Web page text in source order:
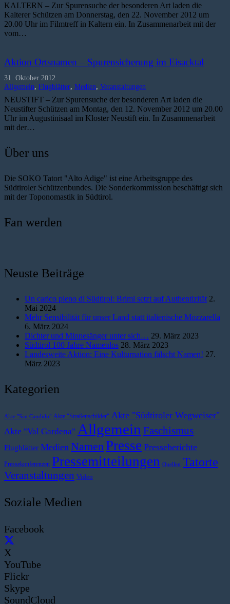
KALTERN – Zur Spurensuche der besonderen Art laden die
Kalterer Schützen am Donnerstag, den 22. November 2012 um
20.00 Uhr im Filmtreff in Kaltern ein. In Zusammenarbeit mit der
vom…
Aktion Ortsnamen – Spurensicherung im Eisacktal
31. Oktober 2012
Allgemein, Flugblätter, Medien, Veranstaltungen
NEUSTIFT – Zur Spurensuche der besonderen Art laden die
Neustifter Schützen am Montag, den 12. November 2012 um 20.00
Uhr im Augustinisaal im Kloster Neustift ein. In Zusammenarbeit
mit der…
Über uns
Die SOKO Tatort "Alto Adige" ist eine Arbeitsgruppe des
Südtiroler Schützenbundes. Die Sonderkommission beschäftigt sich
mit der Toponomastik in Südtirol.
Fan werden
Neuste Beiträge
Un carico pieno di Südtirol: Brimi setzt auf Authentizität 2.
Mai 2024
Mehr Sensibilität für unser Land statt italienische Mozzarella
6. März 2024
Dichter und Minnesänger unter sich… 29. März 2023
Südtirol 100 Jahre Namenlos 28. März 2023
Landesweite Aktion: Eine Kulturnation fälscht Namen! 27.
März 2023
Kategorien
Akte "San Candido" Akte "Straßenschilder" Akte "Südtiroler Wegweiser"
Akte "Val Gardena" Allgemein Faschismus
Flugblätter Medien Namen Presse Presseberichte
Pressekonferenzen Pressemitteilungen Quellen Tatorte
Veranstaltungen Video
Soziale Medien
Facebook
X
YouTube
Flickr
Skype
SoundCloud